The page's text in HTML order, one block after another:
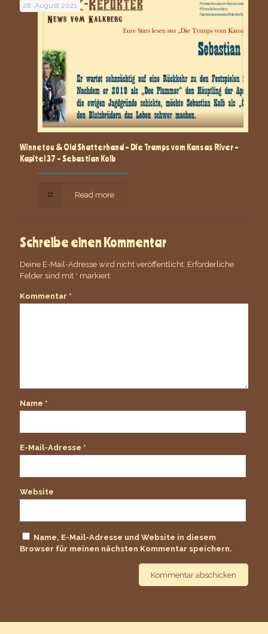
28. August 2021
Winnetou & Old Shatterhand – Die Tramps vom Kansas River –
Kapitel 37 – Sebastian Kolb
Read more
Schreibe einen Kommentar
Deine E-Mail-Adresse wird nicht veröffentlicht. Erforderliche
Felder sind mit * markiert
Kommentar *
Name *
E-Mail-Adresse *
Website
Name, E-Mail-Adresse und Website in diesem
Browser für meinen nächsten Kommentar speichern.